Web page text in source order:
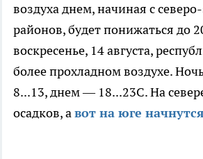
воздуха днем, начиная с
районов, будет понижаться до
воскресенье, 14 августа,
более прохладном воздухе.
8...13, днем — 18...23С. На
осадков, авот на юге начнутся